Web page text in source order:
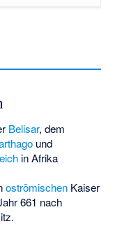
Belisar, dem
und
in Afrika
oströmischenKaiser
661 nach